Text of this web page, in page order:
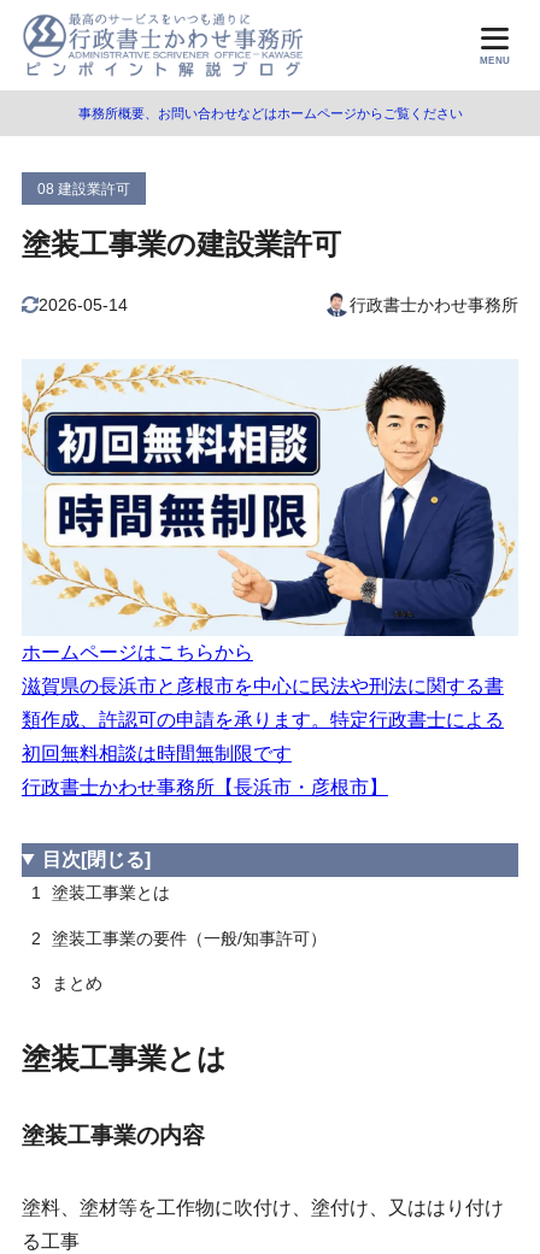
MENU
事務所概要、お問い合わせなどはホームページからご覧ください
08 建設業許可
塗装工事業の建設業許可
2026-05-14 行政書士かわせ事務所
ホームページはこちらから
滋賀県の長浜市と彦根市を中心に民法や刑法に関する書
類作成、許認可の申請を承ります。特定行政書士による
初回無料相談は時間無制限です
行政書士かわせ事務所【長浜市・彦根市】
目次 [閉じる]
1 塗装工事業とは
2 塗装工事業の要件（一般/知事許可）
3 まとめ
塗装工事業とは
塗装工事業の内容
塗料、塗材等を工作物に吹付け、塗付け、又ははり付け
る工事
目次
1 塗装工事業とは
1.1 塗装工事業の内容
2.1 経営業務管理の要件
2.2
営業所技術者等（専任技術者）の要件
2.3.1 所定学科卒業者等
2.3.2 10年以上の実務経験者
2.3.3 資格免許等を有する者
建設業法「技術検定」合格証明書
2.3.3.2 職業能力開発促進法「技能検定」合格証書
※等級区分２級→【実務３年】
2.3.3.3 基幹技能者 講習修了証
2.4 誠実性の要件
2.5 財産的基礎の要件
3 まとめ